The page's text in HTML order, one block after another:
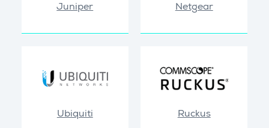
Juniper Netgear
Ubiquiti Ruckus